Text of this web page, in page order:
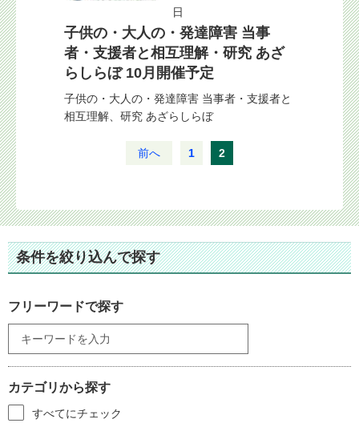
日
子供の・大人の・発達障害 当事
者・支援者と相互理解・研究 あざ
らしらぼ 10月開催予定
子供の・大人の・発達障害 当事者・支援者と
相互理解、研究 あざらしらぼ
前へ 1 2
条件を絞り込んで探す
フリーワードで探す
カテゴリから探す
すべてにチェック